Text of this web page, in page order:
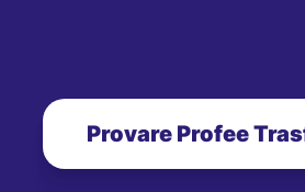
Provare Profee